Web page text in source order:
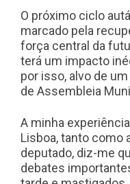
O próximo ciclo
marcado pela
força central da
terá um impacto
por isso, alvo de
de Assembleia
A minha
Lisboa, tanto
deputado, diz-me
debates